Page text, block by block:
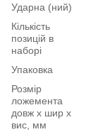
Ударна (ний)
Кількість
позицій в
наборі
Упаковка
Розмір
ложемента
довж х шир х
вис, мм